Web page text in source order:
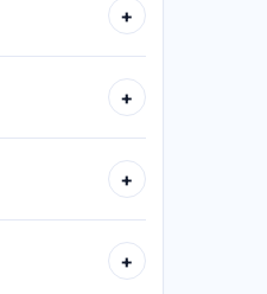
+
+
+
+